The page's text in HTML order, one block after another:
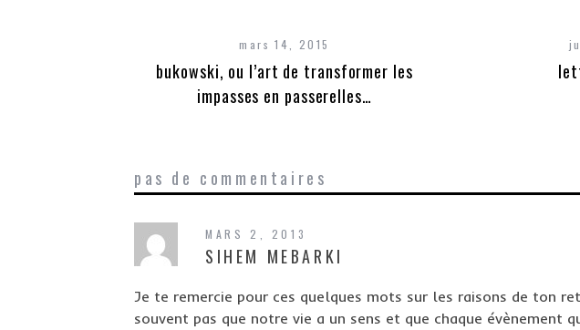
mars 14, 2015
bukowski, ou l’art de transformer les
impasses en passerelles…
pas de commentaires
MARS 2, 2013
SIHEM MEBARKI
Je te remercie pour ces quelques mots sur les raisons de ton
souvent pas que notre vie a un sens et que chaque évènement